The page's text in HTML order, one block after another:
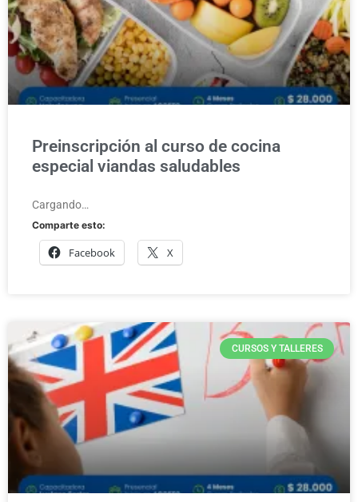
Preinscripción al curso de cocina
especial viandas saludables
Cargando…
Comparte esto:
Facebook X
CURSOS Y TALLERES